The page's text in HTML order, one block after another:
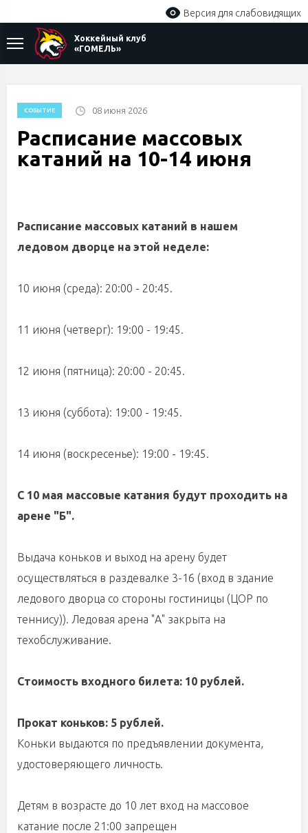
Версия для слабовидящих
Хоккейный клуб
«ГОМЕЛЬ»
СОБЫТИЕ 08 июня 2026
Расписание массовых
катаний на 10-14 июня
Расписание массовых катаний в нашем
ледовом дворце на этой неделе:
10 июня (среда): 20:00 - 20:45.
11 июня (четверг): 19:00 - 19:45.
12 июня (пятница): 20:00 - 20:45.
13 июня (суббота): 19:00 - 19:45.
14 июня (воскресенье): 19:00 - 19:45.
С 10 мая массовые катания будут проходить на
арене "Б".
Выдача коньков и выход на арену будет
осуществляться в раздевалке 3-16 (вход в здание
ледового дворца со стороны гостиницы (ЦОР по
теннису)). Ледовая арена "А" закрыта на
техобслуживание.
Стоимость входного билета: 10 рублей.
Прокат коньков: 5 рублей.
Коньки выдаются по предъявлении документа,
удостоверяющего личность.
Детям в возрасте до 10 лет вход на массовое
катание после 21:00 запрещен